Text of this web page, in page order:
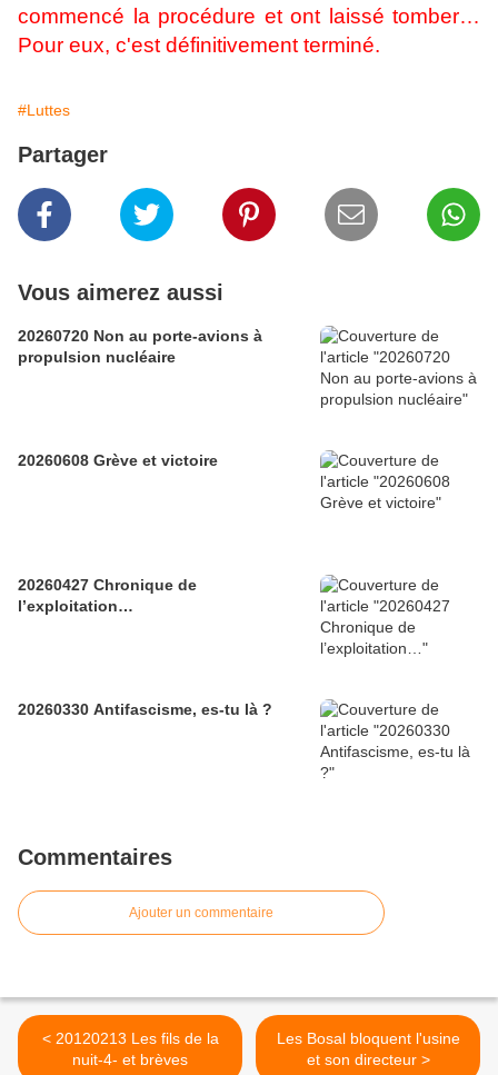
commencé la procédure et ont laissé tomber…
Pour eux, c'est définitivement terminé.
#Luttes
Partager
Vous aimerez aussi
20260720 Non au porte-avions à
propulsion nucléaire
20260608 Grève et victoire
20260427 Chronique de
l’exploitation…
20260330 Antifascisme, es-tu là ?
Commentaires
Ajouter un commentaire
< 20120213 Les fils de la
nuit-4- et brèves
Les Bosal bloquent l'usine
et son directeur >